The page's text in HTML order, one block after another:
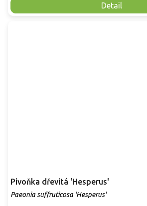
Detail
Pivoňka dřevitá 'Hesperus'
Paeonia suffruticosa 'Hesperus'